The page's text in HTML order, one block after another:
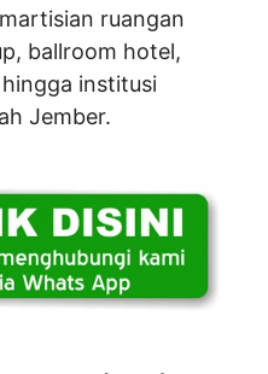
ruangan
ballroom hotel,
institusi
Jember.